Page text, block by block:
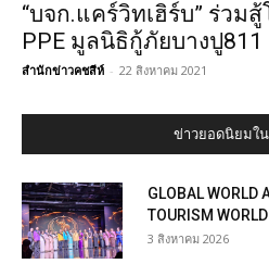
“บจก.แคร์วิทเฮิร์บ” ร่วม
PPE มูลนิธิกู้ภัยบางปู811
สำนักข่าวคชสีห์ - 22 สิงหาคม 2021
ข่าวยอดนิยมใ
GLOBAL WORLD
TOURISM
3 สิงหาคม 2026